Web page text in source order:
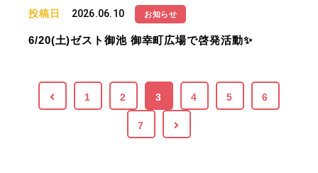
投稿日 2026.06.10 お知らせ
6/20(土)ゼスト御池 御幸町広場で啓発活動✨
1 2 3 4 5 6
7